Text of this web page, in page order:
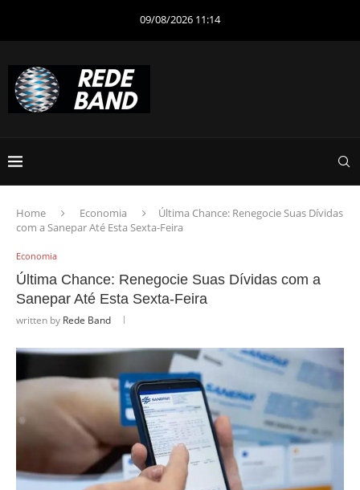
09/08/2026 11:14
Home Economia
Última Chance: Renegocie Suas Dívidas
com a Sanepar Até Esta Sexta-Feira
Economia
Última Chance: Renegocie Suas Dívidas com a
Sanepar Até Esta Sexta-Feira
written by Rede Band